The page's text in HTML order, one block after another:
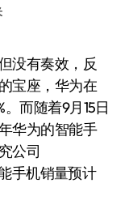
宝座，华为在
而随着9月15日
华为的智能手
公司
手机销量预计